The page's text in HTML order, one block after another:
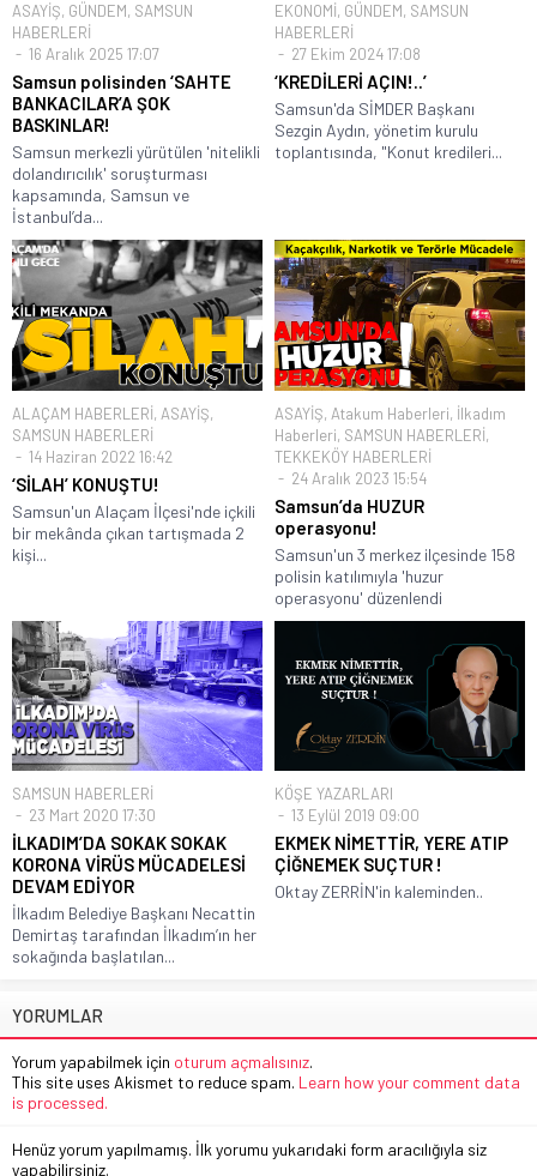
ASAYİŞ, GÜNDEM, SAMSUN
HABERLERİ
16 Aralık 2025 17:07
Samsun polisinden ‘SAHTE
BANKACILAR’A ŞOK
BASKINLAR!
Samsun merkezli yürütülen 'nitelikli
dolandırıcılık' soruşturması
kapsamında, Samsun ve
İstanbul’da...
EKONOMİ, GÜNDEM, SAMSUN
HABERLERİ
27 Ekim 2024 17:08
‘KREDİLERİ AÇIN!..’
Samsun'da SİMDER Başkanı
Sezgin Aydın, yönetim kurulu
toplantısında, "Konut kredileri...
ALAÇAM HABERLERİ, ASAYİŞ,
SAMSUN HABERLERİ
14 Haziran 2022 16:42
‘SİLAH’ KONUŞTU!
Samsun'un Alaçam İlçesi'nde içkili
bir mekânda çıkan tartışmada 2
kişi...
ASAYİŞ, Atakum Haberleri, İlkadım
Haberleri, SAMSUN HABERLERİ,
TEKKEKÖY HABERLERİ
24 Aralık 2023 15:54
Samsun’da HUZUR
operasyonu!
Samsun'un 3 merkez ilçesinde 158
polisin katılımıyla 'huzur
operasyonu' düzenlendi
SAMSUN HABERLERİ
23 Mart 2020 17:30
İLKADIM’DA SOKAK SOKAK
KORONA VİRÜS MÜCADELESİ
DEVAM EDİYOR
İlkadım Belediye Başkanı Necattin
Demirtaş tarafından İlkadım’ın her
sokağında başlatılan...
KÖŞE YAZARLARI
13 Eylül 2019 09:00
EKMEK NİMETTİR, YERE ATIP
ÇİĞNEMEK SUÇTUR !
Oktay ZERRİN'in kaleminden..
YORUMLAR
Yorum yapabilmek için oturum açmalısınız.
This site uses Akismet to reduce spam. Learn how your comment data
is processed.
Henüz yorum yapılmamış. İlk yorumu yukarıdaki form aracılığıyla siz
yapabilirsiniz.